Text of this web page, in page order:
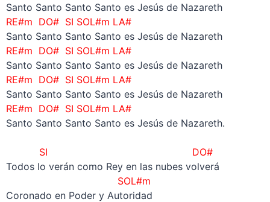
Santo Santo Santo Santo es Jesús de Nazareth
RE#m DO# SI SOL#m LA#
Santo Santo Santo Santo es Jesús de Nazareth
RE#m DO# SI SOL#m LA#
Santo Santo Santo Santo es Jesús de Nazareth
RE#m DO# SI SOL#m LA#
Santo Santo Santo Santo es Jesús de Nazareth
RE#m DO# SI SOL#m LA#
Santo Santo Santo Santo es Jesús de Nazareth.
SI
DO#
Todos lo verán como Rey en las nubes volverá
SOL#m
Coronado en Poder y Autoridad